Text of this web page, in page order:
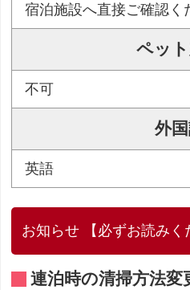
宿泊施設へ直接ご確認く
ペッ
不可
外
英語
お知らせ 【必ずお読みく
連泊時の清掃方法変